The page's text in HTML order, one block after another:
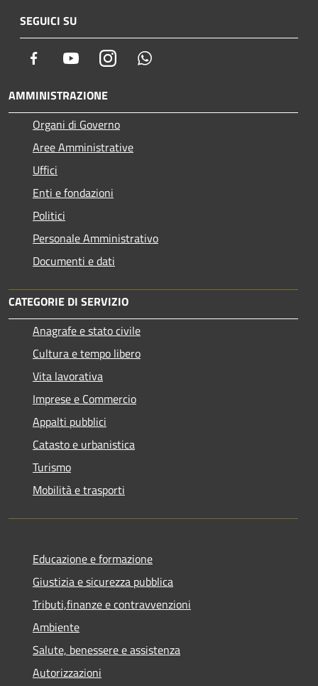
SEGUICI SU
Facebook YoutubeInstagram
AMMINISTRAZIONE
Organi di Governo
Aree Amministrative
Uffici
Enti e fondazioni
Politici
Personale Amministrativo
Documenti e dati
CATEGORIE DI SERVIZIO
Anagrafe e stato civile
Cultura e tempo libero
Vita lavorativa
Imprese e Commercio
Appalti pubblici
Catasto e urbanistica
Turismo
Mobilità e trasporti
Educazione e formazione
Giustizia e sicurezza pubblica
Tributi,finanze e contravvenzioni
Ambiente
Salute, benessere e assistenza
Autorizzazioni